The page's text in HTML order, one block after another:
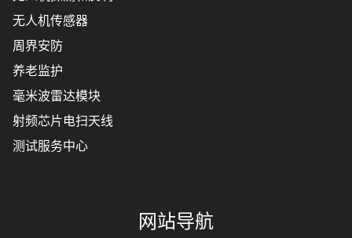
无人机传感器
周界安防
养老监护
毫米波雷达模块
射频芯片电扫天线
测试服务中心
网站导航